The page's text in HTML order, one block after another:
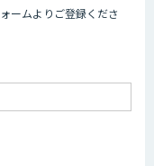
ームよりご登録くださ